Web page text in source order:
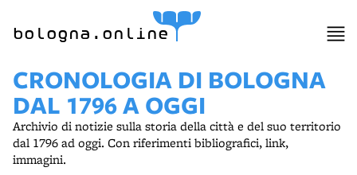
bologna.online
CRONOLOGIA DI BOLOGNA
DAL 1796 A OGGI
Archivio di notizie sulla storia della città e del suo territorio
dal 1796 ad oggi. Con riferimenti bibliografici, link,
immagini.